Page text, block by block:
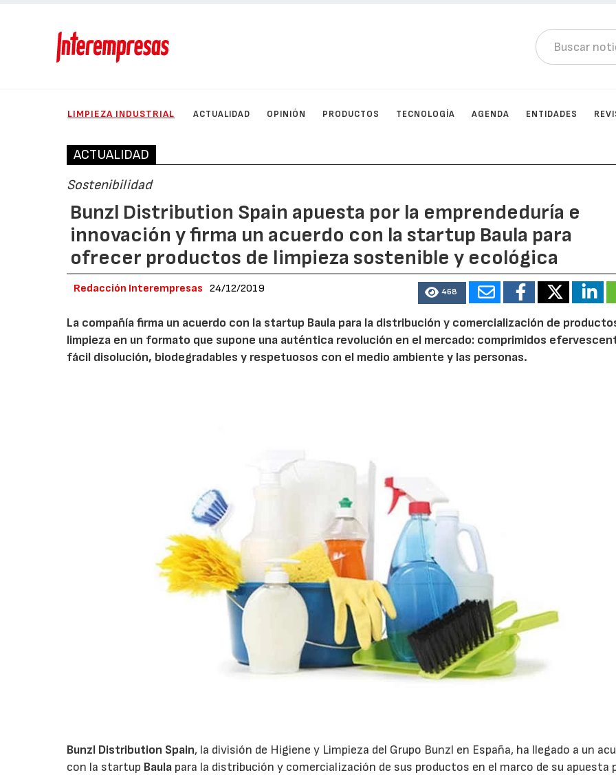
LIMPIEZA INDUSTRIAL ACTUALIDAD OPINIÓN PRODUCTOS TECNOLOGÍA AGENDA ENTIDADES
ACTUALIDAD
Sostenibilidad
Bunzl Distribution Spain apuesta por la emprendeduría e
innovación y firma un acuerdo con la startup Baula para
ofrecer productos de limpieza sostenible y ecológica
Redacción Interempresas 24/12/2019 468
La compañía firma un acuerdo con la startup Baula para la distribución y comercialización de
limpieza en un formato que supone una auténtica revolución en el mercado: comprimidos
fácil disolución, biodegradables y respetuosos con el medio ambiente y las personas.
Bunzl Distribution Spain, la división de Higiene y Limpieza del Grupo Bunzl en España, ha llegado a un
con la startup Baula para la distribución y comercialización de sus productos en el marco de su apuesta